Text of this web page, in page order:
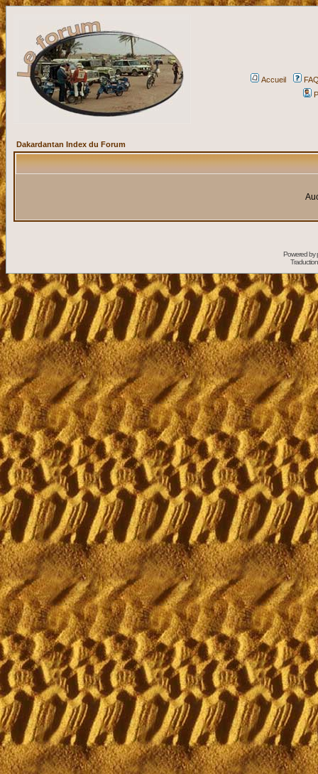
Accueil
Dakardantan Index du Forum
Powered by